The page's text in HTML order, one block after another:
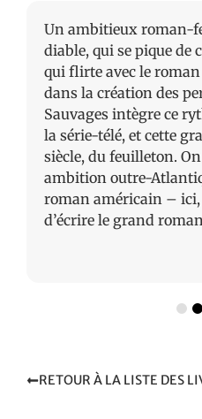
Un ambitieux roman-
diable, qui se pique de
qui flirte avec le
dans la création des
Sauvages intègre ce
la série-télé, et cette
siècle, du feuilleton.
ambition outre-
roman américain –
d’écrire le grand
RETOUR À LA LISTE DES